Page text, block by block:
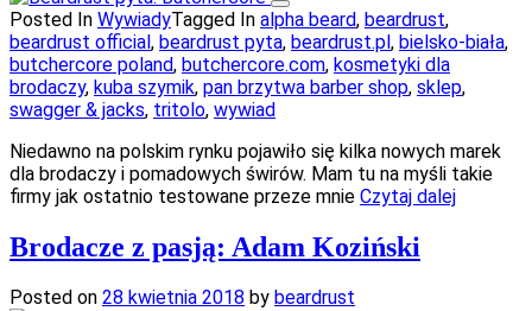
Posted In WywiadyTagged In alpha beard, beardrust,
beardrust official, beardrust pyta, beardrust.pl, bielsko-biała,
butchercore poland, butchercore.com, kosmetyki dla
brodaczy, kuba szymik, pan brzytwa barber shop, sklep,
swagger & jacks, tritolo, wywiad
Niedawno na polskim rynku pojawiło się kilka nowych marek
dla brodaczy i pomadowych świrów. Mam tu na myśli takie
firmy jak ostatnio testowane przeze mnie Czytaj dalej
Brodacze z pasją: Adam Koziński
Posted on 28 kwietnia 2018 by beardrust